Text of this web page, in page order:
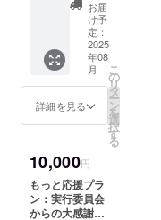
グオリ
ジナル
カラー
サイズ
表 ・
Msize/
身丈69/
身幅52/
肩幅46/
丸胴仕
様 ・
Lsize/身
丈73/身
幅55/肩
お届
け予
定：
2025
年08
月
詳細を見る
こ
の
リ
タ
ー
ン
を
選
択
す
る
10,000円
もっと応援プラ
ン：実行委員会
からの大感謝